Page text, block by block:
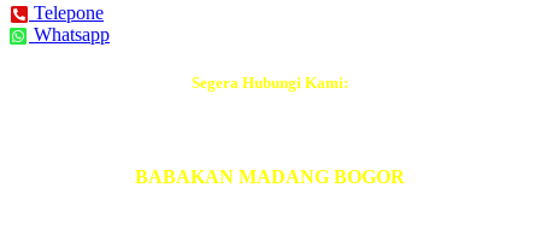
Telepone
Whatsapp
Segera Hubungi Kami:
BABAKAN MADANG BOGOR